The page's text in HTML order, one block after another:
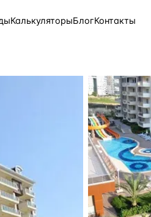
КалькуляторыБлогКонтакты
5 430 объектов
3 906 объектов
2 948 объектов
ЧАСТО ИЩУТ
Турция
Греция